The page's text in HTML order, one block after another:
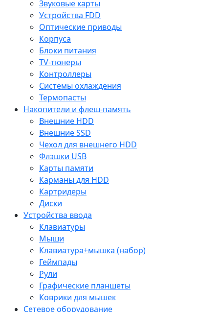
Звуковые карты
Устройства FDD
Оптические приводы
Корпуса
Блоки питания
TV-тюнеры
Контроллеры
Системы охлаждения
Термопасты
Накопители и флеш-память
Внешние HDD
Внешние SSD
Чехол для внешнего HDD
Флэшки USB
Карты памяти
Карманы для HDD
Картридеры
Диски
Устройства ввода
Клавиатуры
Мыши
Клавиатура+мышка (набор)
Геймпады
Рули
Графические планшеты
Коврики для мышек
Сетевое оборудование